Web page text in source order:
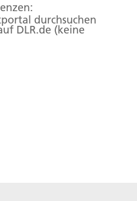
durchsuchen
DLR.de (keine